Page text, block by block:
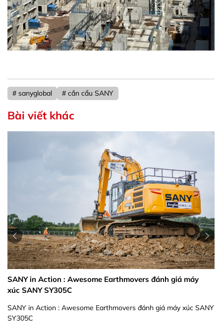
# sanyglobal # cần cẩu SANY
Bài viết khác
SANY in Action : Awesome Earthmovers đánh giá máy
xúc SANY SY305C
SANY in Action : Awesome Earthmovers đánh giá máy xúc SANY
SY305C